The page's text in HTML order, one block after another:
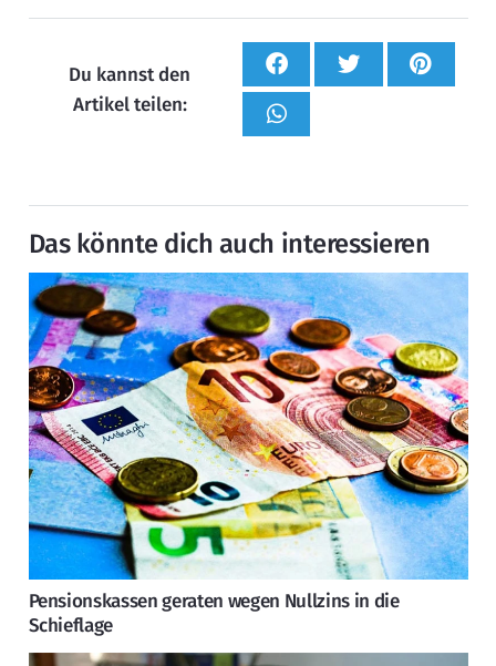
Du kannst den
Artikel teilen:
Das könnte dich auch interessieren
Pensionskassen geraten wegen Nullzins in die
Schieflage